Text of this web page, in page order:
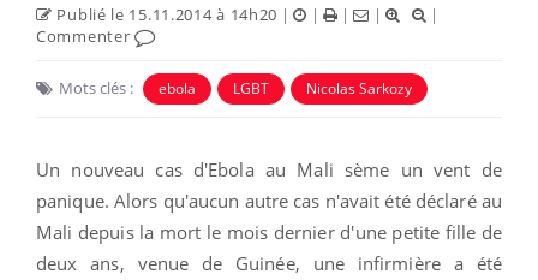
Publié le 15.11.2014 à 14h20 | | | |
|
Commenter
Mots clés : ebola LGBT Nicolas Sarkozy
Un nouveau cas d'Ebola au Mali sème un vent de
panique. Alors qu'aucun autre cas n'avait été déclaré au
Mali depuis la mort le mois dernier d'une petite fille de
deux ans, venue de Guinée, une infirmière a été